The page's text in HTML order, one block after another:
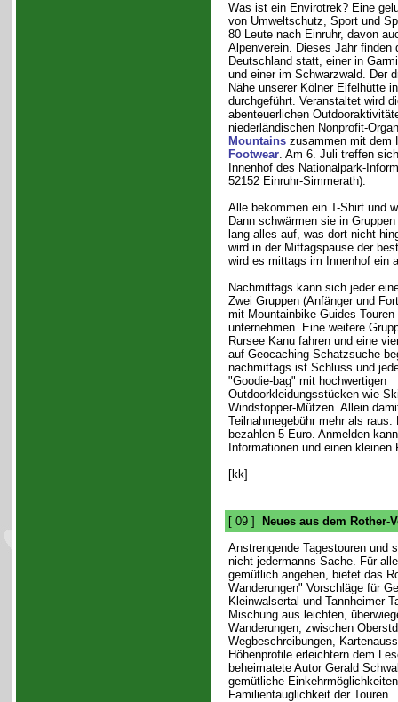
Was ist ein Envirotrek? Eine
von Umweltschutz, Sport und
80 Leute nach Einruhr, davon
Alpenverein. Dieses Jahr finden
Deutschland statt, einer in
und einer im Schwarzwald. Der
Nähe unserer Kölner Eifelhütte
durchgeführt. Veranstaltet wird
abenteuerlichen
niederländischen Nonprofit-
Mountainszusammen mit dem
Footwear. Am 6. Juli treffen
Innenhof des Nationalpark-
52152 Einruhr-Simmerath).
Alle bekommen ein T-Shirt und
Dann schwärmen sie in
lang alles auf, was dort nicht
wird in der Mittagspause der
wird es mittags im Innenhof ein
Nachmittags kann sich jeder
Zwei Gruppen (Anfänger und
mit Mountainbike-Guides Touren
unternehmen. Eine weitere
Rursee Kanu fahren und eine
auf Geocaching-Schatzsuche
nachmittags ist Schluss und
"Goodie-bag" mit hochwertigen
Outdoorkleidungsstücken wie
Windstopper-Mützen. Allein
Teilnahmegebühr mehr als raus.
bezahlen 5 Euro. Anmelden
Informationen und einen
[kk]
[ 09 ]
Neues aus dem Rother-
Anstrengende Tagestouren und
nicht jedermanns Sache. Für
gemütlich angehen, bietet das
Wanderungen" Vorschläge für
Kleinwalsertal und Tannheimer
Mischung aus leichten,
Wanderungen, zwischen
Wegbeschreibungen,
Höhenprofile erleichtern dem
beheimatete Autor Gerald
gemütliche
Familientauglichkeit der Touren.